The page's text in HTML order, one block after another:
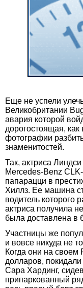
Еще не успели
Великобритании
авария которой
дорогостоящая, как
фотографии
знаменитостей.
Так, актриса
Mercedes-Benz
папарацци в
Хиллз. Ее машина
водитель которого
актриса получила
была доставлена в
Участницы же
и вовсе никуда не
Когда они на своем
долларов,
Сара Хардинг,
припаркованный